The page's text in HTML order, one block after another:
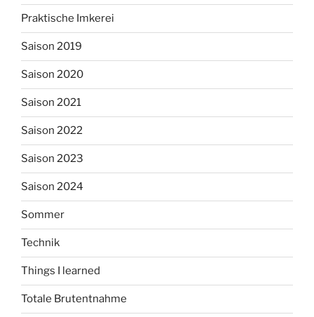
Praktische Imkerei
Saison 2019
Saison 2020
Saison 2021
Saison 2022
Saison 2023
Saison 2024
Sommer
Technik
Things I learned
Totale Brutentnahme